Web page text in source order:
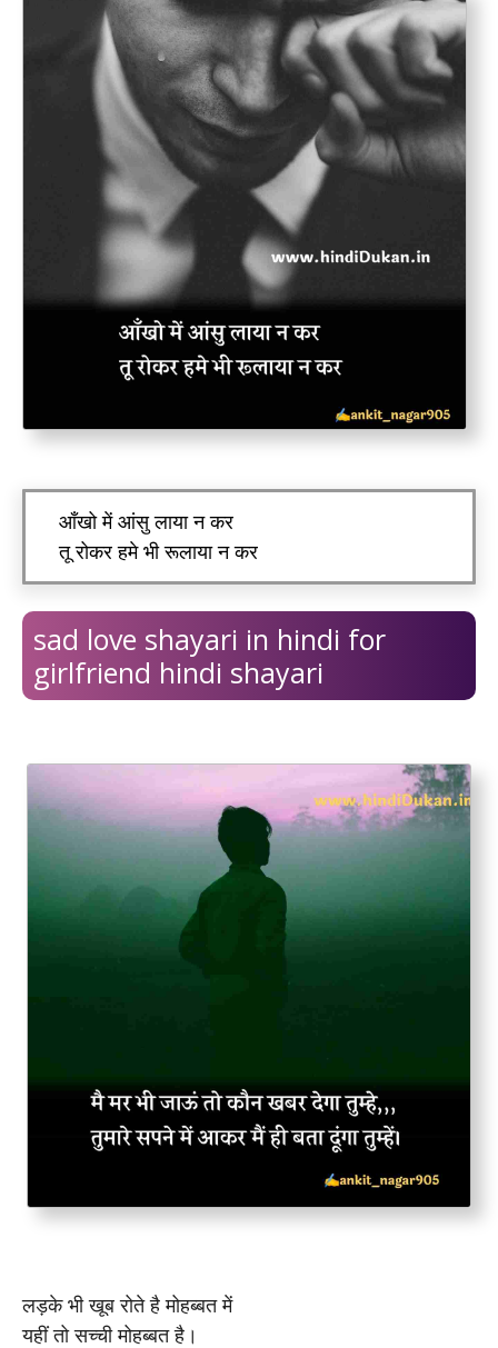
आँखो में आंसु लाया न कर
तू रोकर हमे भी रूलाया न कर
sad love shayari in hindi for
girlfriend hindi shayari
लड़के भी खूब रोते है मोहब्बत में
यहीं तो सच्ची मोहब्बत है।